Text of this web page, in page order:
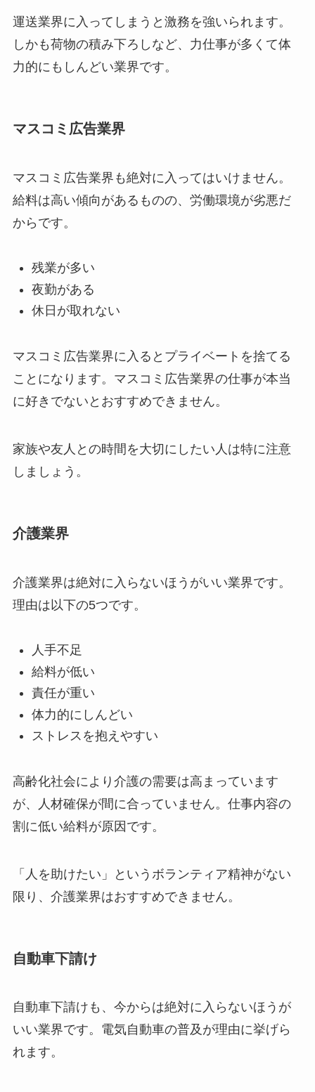
運送業界に入ってしまうと激務を強いられます。
しかも荷物の積み下ろしなど、力仕事が多くて体
力的にもしんどい業界です。
マスコミ広告業界
マスコミ広告業界も絶対に入ってはいけません。
給料は高い傾向があるものの、労働環境が劣悪だ
からです。
残業が多い
夜勤がある
休日が取れない
マスコミ広告業界に入るとプライベートを捨てる
ことになります。マスコミ広告業界の仕事が本当
に好きでないとおすすめできません。
家族や友人との時間を大切にしたい人は特に注意
しましょう。
介護業界
介護業界は絶対に入らないほうがいい業界です。
理由は以下の5つです。
人手不足
給料が低い
責任が重い
体力的にしんどい
ストレスを抱えやすい
高齢化社会により介護の需要は高まっています
が、人材確保が間に合っていません。仕事内容の
割に低い給料が原因です。
「人を助けたい」というボランティア精神がない
限り、介護業界はおすすめできません。
自動車下請け
自動車下請けも、今からは絶対に入らないほうが
いい業界です。電気自動車の普及が理由に挙げら
れます。